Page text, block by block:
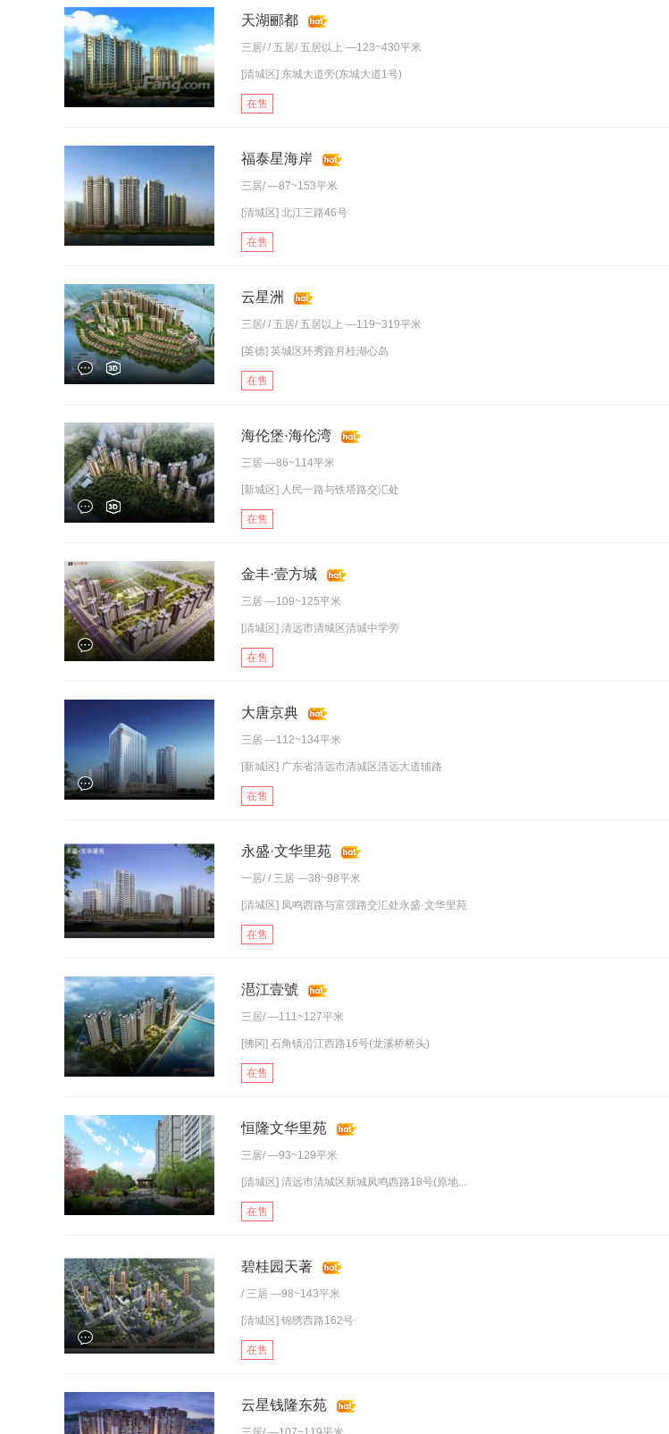
天湖郦都
三居/ / 五居/ 五居以上 —123~430平米
[清城区] 东城大道旁(东城大道1号)
在售
福泰星海岸
三居/ —87~153平米
[清城区] 北江三路46号
在售
云星洲
三居/ / 五居/ 五居以上 —119~319平米
[英德] 英城区环秀路月桂湖心岛
在售
海伦堡·海伦湾
三居 —86~114平米
[新城区] 人民一路与铁塔路交汇处
在售
金丰·壹方城
三居 —109~125平米
[清城区] 清远市清城区清城中学旁
在售
大唐京典
三居 —112~134平米
[新城区] 广东省清远市清城区清远大道辅路
在售
永盛·文华里苑
一居/ / 三居 —38~98平米
[清城区] 凤鸣西路与富强路交汇处永盛·文华里苑
在售
潖江壹號
三居/ —111~127平米
[佛冈] 石角镇沿江西路16号(龙溪桥桥头)
在售
恒隆文华里苑
三居/ —93~129平米
[清城区] 清远市清城区新城凤鸣西路18号(原地...
在售
碧桂园天著
/ 三居 —98~143平米
[清城区] 锦绣西路162号
在售
云星钱隆东苑